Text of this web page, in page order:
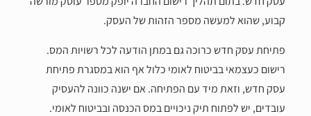
קבוע, שהוא למעשה מספר הזהות של העסק.
פתיחת עסק חדש כרוכה גם במתן הודעה לכל רשויות המס.
רישום כעצמאי בביטוח לאומי כלול אף הוא במסגרת פתיחת
עסק חדש, וזאת מיד עם הפתיחה. אם ישנה כוונה להעסיק
עובדים, יש לפתוח תיק ניכויים במס הכנסה ובביטוח לאומי.